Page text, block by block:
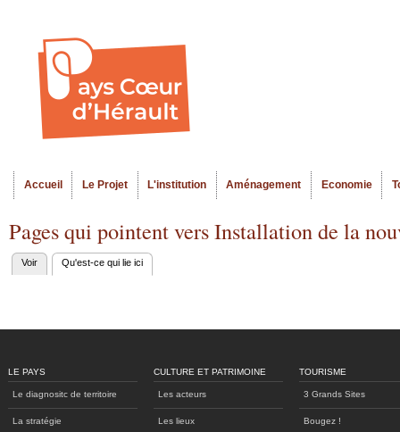
Menu principal
Accueil Le Projet L'institution Aménagement Economie
Pages qui pointent vers Installation de la
Onglets
Voir Qu'est-ce qui lie ici
LE PAYS
Le diagnositc de territoire
La stratégie
CULTURE ET PATRIMOINE
Les acteurs
Les lieux
TOURISME
3 Grands Sites
Bougez !